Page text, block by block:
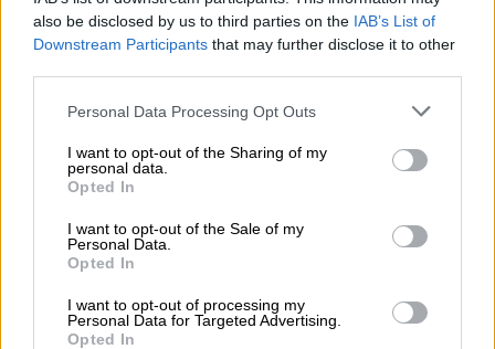
also be disclosed by us to third parties on the IAB’s List of
Downstream Participants that may further disclose it to other
Please note that this website/app uses one or more Google
not limited to your visit or usage behaviour. You may click to
grant or deny consent to Google and its third-party tags to
use your data for below specified purposes in below Google
consent section.
Personal Data Processing Opt Outs
I want to opt-out of the Sharing of my
personal data.
Opted In
I want to opt-out of the Sale of my
Personal Data.
Opted In
I want to opt-out of processing my
Personal Data for Targeted Advertising.
Opted In
των οικογενειών των 57 θυμάτων αυτής της
ανείπωτης τραγωδίας. Όπως έχει γραφτεί, η
Δικαιοσύνη είναι ο σεβασμός της
αξιοπρέπειας του ανθρώπου. Η δικαιοσύνη
και η αλήθεια είναι το οξυγόνο», ανέφερε ο
πρόεδρος του
Νίκος Ανδρουλάκης
πρόεδρος τουΣΥΡΙΖΑ Σωκράτης Φάμελλος
μαζί με βουλευτές και στελέχη του
κόμματος. «Το έγκλημα των Τεμπών δεν θα
συγκαλυφθεί. Απαιτούμε να ολοκληρωθεί